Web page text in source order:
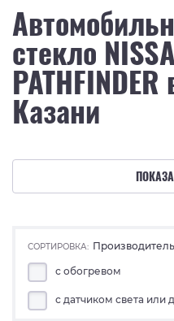
стекло
PATHFINDER
Казани
СОРТИРОВКА: Производитель
с обогревом
с датчиком света или